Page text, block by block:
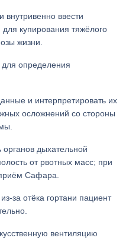
ввести
купирования тяжёлого
жизни.
определения
и интерпретировать их
осложнений со стороны
органов дыхательной
от рвотных масс; при
Сафара.
за отёка гортани пациент
вентиляцию